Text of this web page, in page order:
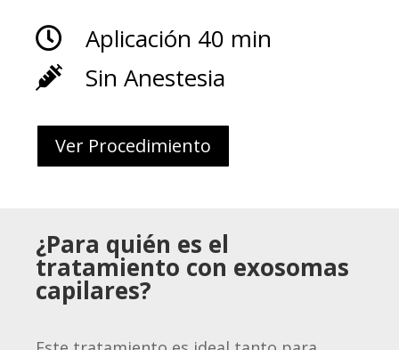
 Aplicación 40 min
 Sin Anestesia
Ver Procedimiento
¿Para quién es el
tratamiento con exosomas
capilares?